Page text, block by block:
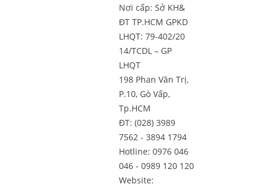
Nơi cấp: Sở KH&
ĐT TP.HCM GPKD
LHQT: 79-402/20
14/TCDL – GP
LHQT
198 Phan Văn Trị,
P.10, Gò Vấp,
Tp.HCM
ĐT: (028) 3989
7562 - 3894 1794
Hotline: 0976 046
046 - 0989 120 120
Website: